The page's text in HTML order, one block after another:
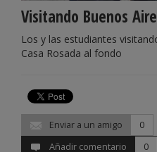
Visitando Buenos
Los y las estudiantes
Casa Rosada al fondo
Enviar a un amigo
0
Añadir comentario
0